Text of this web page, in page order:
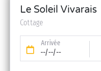
Le Soleil Vivarais
Cottage
Arrivée
--/--/--